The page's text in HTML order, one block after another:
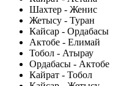
Шахтер - Женис
Жетысу - Туран
Кайсар - Ордабасы
Актобе - Елимай
Тобол - Атырау
Ордабасы - Актобе
Кайрат - Тобол